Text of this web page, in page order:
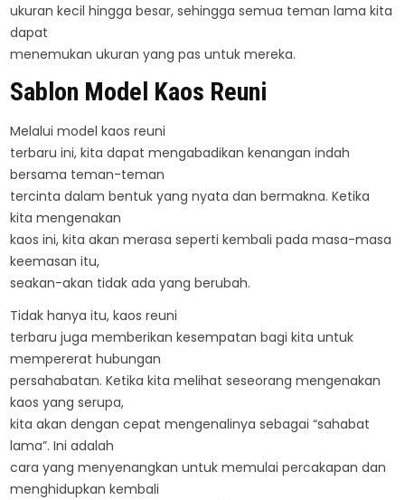
ukuran kecil hingga besar, sehingga semua teman lama kita
dapat
menemukan ukuran yang pas untuk mereka.
Sablon Model Kaos Reuni
Melalui model kaos reuni
terbaru ini, kita dapat mengabadikan kenangan indah
bersama teman-teman
tercinta dalam bentuk yang nyata dan bermakna. Ketika
kita mengenakan
kaos ini, kita akan merasa seperti kembali pada masa-masa
keemasan itu,
seakan-akan tidak ada yang berubah.
Tidak hanya itu, kaos reuni
terbaru juga memberikan kesempatan bagi kita untuk
mempererat hubungan
persahabatan. Ketika kita melihat seseorang mengenakan
kaos yang serupa,
kita akan dengan cepat mengenalinya sebagai “sahabat
lama”. Ini adalah
cara yang menyenangkan untuk memulai percakapan dan
menghidupkan kembali